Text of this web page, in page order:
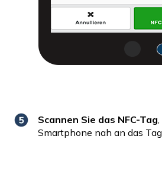
Scannen Sie das NFC-Tag
Smartphone nah an das